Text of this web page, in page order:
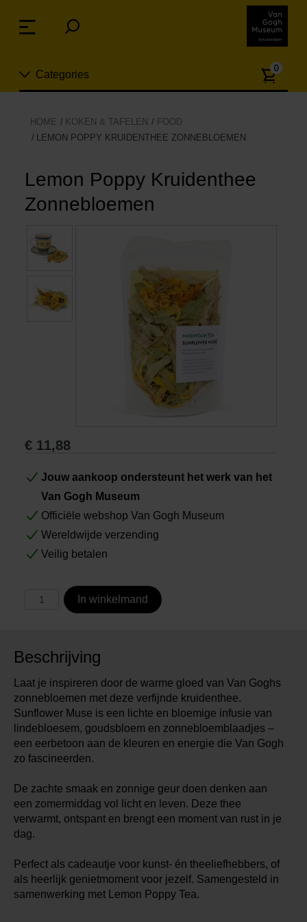
links
over
naar
Categories
Nieuw
Koken & tafelen
Vrije tijd
Aantal
0
HOME KOKEN & TAFELEN
FOOD
LEMON POPPY KRUIDENTHEE ZONNEBLOEMEN
Lemon Poppy Kruidenthee
Zonnebloemen
€ 11,88
Jouw aankoop ondersteunt het werk van het
Van Gogh Museum
Officiële webshop Van Gogh Museum
Wereldwijde verzending
Veilig betalen
In winkelmand
Beschrijving
Laat je inspireren door de warme gloed van Van Goghs
zonnebloemen met deze verfijnde kruidenthee.
Sunflower Muse is een lichte en bloemige infusie van
lindebloesem, goudsbloem en zonnebloemblaadjes –
een eerbetoon aan de kleuren en energie die Van Gogh
zo fascineerden.
De zachte smaak en zonnige geur doen denken aan
een zomermiddag vol licht en leven. Deze thee
verwarmt, ontspant en brengt een moment van rust in je
dag.
Perfect als cadeautje voor kunst- én theeliefhebbers, of
als heerlijk genietmoment voor jezelf. Samengesteld in
samenwerking met Lemon Poppy Tea.
Menu